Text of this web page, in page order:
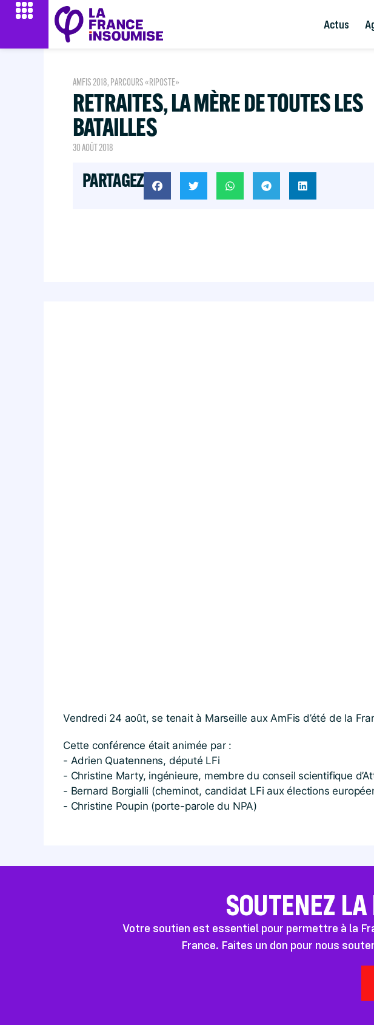
Actus
AMFIS 2018, PARCOURS «RIPOSTE»
RETRAITES, LA MÈRE DE TOUTES LES
BATAILLES
30 AOÛT 2018
PARTAGEZ
Vendredi 24 août, se tenait à Marseille aux AmFis d’été de la
Cette conférence était animée par :
- Adrien Quatennens, député LFi
- Christine Marty, ingénieure, membre du conseil scientifique
- Bernard Borgialli (cheminot, candidat LFi aux élections
- Christine Poupin (porte-parole du NPA)
SOUTENEZ
Votre soutien est essentiel pour permettre à la
France. Faites un don pour nous